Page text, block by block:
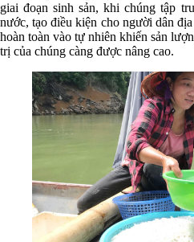
giai đoạn sinh sản, khi chúng tập
nước, tạo điều kiện cho người dân
hoàn toàn vào tự nhiên khiến sản
trị của chúng càng được nâng cao.